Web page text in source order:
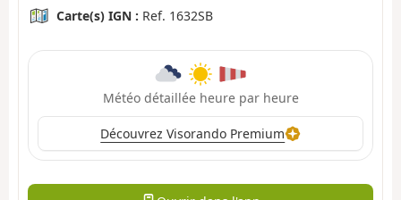
Carte(s) IGN : Ref. 1632SB
Météo détaillée heure par heure
Découvrez Visorando Premium